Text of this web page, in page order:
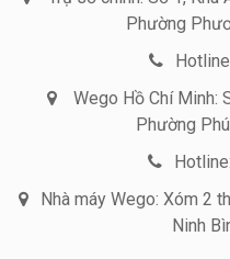
Phường
Wego Hồ Chí Minh:
Phường
Nhà máy Wego: Xóm 2
Ninh